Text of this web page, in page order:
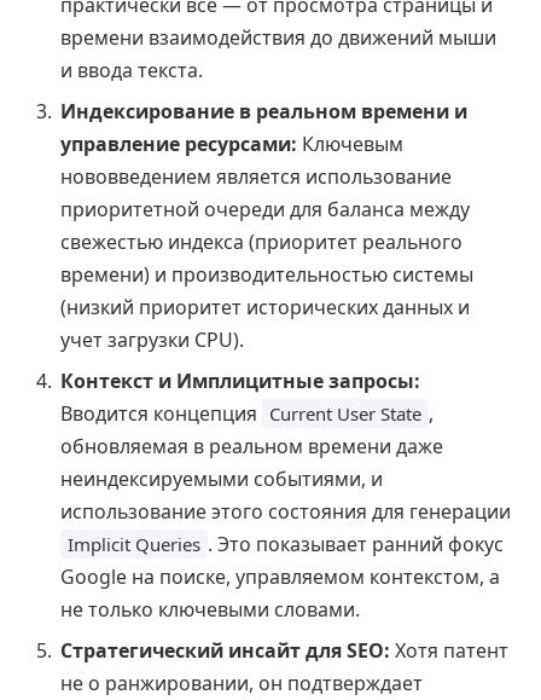
практически все — от просмотра страницы и
времени взаимодействия до движений мыши
и ввода текста.
Индексирование в реальном времени и
управление ресурсами: Ключевым
нововведением является использование
приоритетной очереди для баланса между
свежестью индекса (приоритет реального
времени) и производительностью системы
(низкий приоритет исторических данных и
учет загрузки CPU).
Контекст и Имплицитные запросы:
Вводится концепция Current User State ,
обновляемая в реальном времени даже
неиндексируемыми событиями, и
использование этого состояния для генерации
Implicit Queries . Это показывает ранний фокус
Google на поиске, управляемом контекстом, а
не только ключевыми словами.
Стратегический инсайт для SEO: Хотя патент
не о ранжировании, он подтверждает